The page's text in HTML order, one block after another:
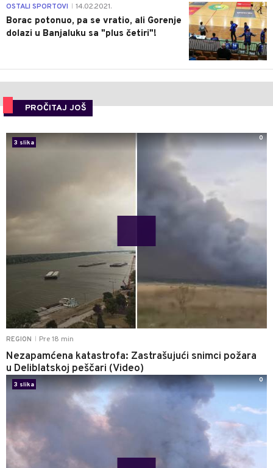
3
OSTALI SPORTOVI 14.02.2021.
Borac potonuo, pa se vratio, ali Gorenje
dolazi u Banjaluku sa "plus četiri"!
PROČITAJ JOŠ
REGION Pre 18 min
Nezapamćena katastrofa: Zastrašujući snimci požara
u Deliblatskoj peščari (Video)
3 slika
0
3 slika
0